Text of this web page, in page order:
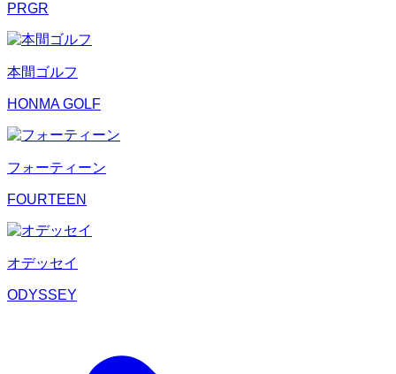
PRGR
本間ゴルフ
HONMA GOLF
フォーティーン
FOURTEEN
オデッセイ
ODYSSEY